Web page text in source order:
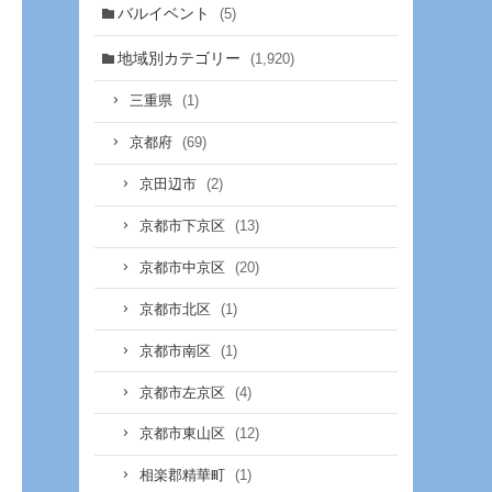
バルイベント (5)
地域別カテゴリー (1,920)
三重県 (1)
京都府 (69)
京田辺市 (2)
京都市下京区 (13)
京都市中京区 (20)
京都市北区 (1)
京都市南区 (1)
京都市左京区 (4)
京都市東山区 (12)
相楽郡精華町 (1)